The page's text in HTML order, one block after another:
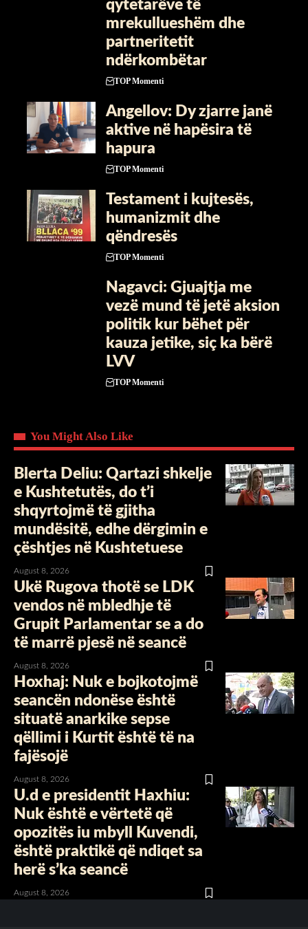
qytetarëve të
mrekullueshëm dhe
partneritetit
ndërkombëtar
TOP Momenti
Angellov: Dy zjarre janë
aktive në hapësira të
hapura
TOP Momenti
Testament i kujtesës,
humanizmit dhe
qëndresës
TOP Momenti
Nagavci: Gjuajtja me
vezë mund të jetë aksion
politik kur bëhet për
kauza jetike, siç ka bërë
LVV
TOP Momenti
You Might Also Like
Blerta Deliu: Qartazi shkelje
e Kushtetutës, do t’i
shqyrtojmë të gjitha
mundësitë, edhe dërgimin e
çështjes në Kushtetuese
August 8, 2026
Ukë Rugova thotë se LDK
vendos në mbledhje të
Grupit Parlamentar se a do
të marrë pjesë në seancë
August 8, 2026
Hoxhaj: Nuk e bojkotojmë
seancën ndonëse është
situatë anarkike sepse
qëllimi i Kurtit është të na
fajësojë
August 8, 2026
U.d e presidentit Haxhiu:
Nuk është e vërtetë që
opozitës iu mbyll Kuvendi,
është praktikë që ndiqet sa
herë s’ka seancë
August 8, 2026